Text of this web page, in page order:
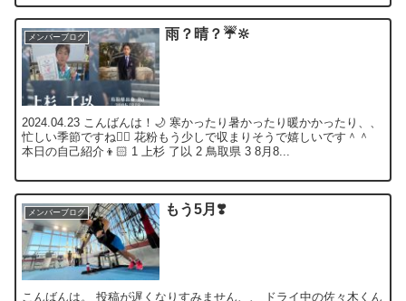
メンバーブログ 雨？晴？☔️🔆
2024.04.23 こんばんは！🌙 寒かったり暑かったり暖かかったり、、
忙しい季節ですね😮‍💨 花粉もう少しで収まりそうで嬉しいです＾＾
本日の自己紹介👦🏻 1 上杉 了以 2 鳥取県 3 8月8...
メンバーブログ もう5月❣️
こんばんは。 投稿が遅くなりすみません、、 ドライ中の佐々木くん